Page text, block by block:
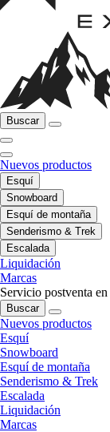
Buscar
Nuevos productos
Esquí
Snowboard
Esquí de montaña
Senderismo & Trek
Escalada
Liquidación
Marcas
Servicio postventa
Buscar
Nuevos productos
Esquí
Snowboard
Esquí de montaña
Senderismo & Trek
Escalada
Liquidación
Marcas